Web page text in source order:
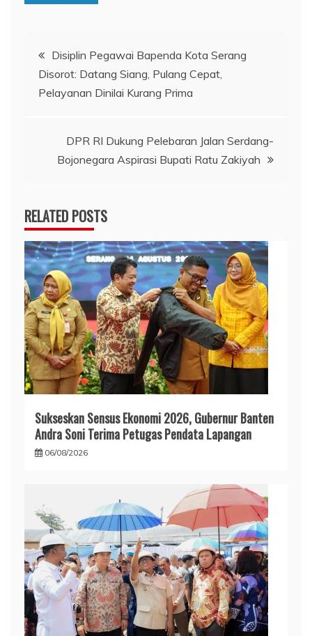
Navigasi
pos
Disiplin Pegawai Bapenda Kota Serang
Disorot: Datang Siang, Pulang Cepat,
Pelayanan Dinilai Kurang Prima
DPR RI Dukung Pelebaran Jalan Serdang-
Bojonegara Aspirasi Bupati Ratu Zakiyah
RELATED POSTS
Sukseskan Sensus Ekonomi 2026, Gubernur Banten
Andra Soni Terima Petugas Pendata Lapangan
06/08/2026